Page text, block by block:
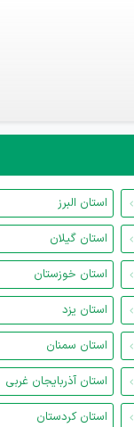
استان البرز
استان گیلان
استان خوزستان
استان یزد
استان سمنان
استان آذربایجان غربی
استان کردستان